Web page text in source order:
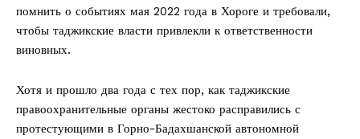
помнить о событиях мая 2022 года в Хороге и требовали,
чтобы таджикские власти привлекли к ответственности
виновных.
Хотя и прошло два года с тех пор, как таджикские
правоохранительные органы жестоко расправились с
протестующими в Горно-Бадахшанской автономной